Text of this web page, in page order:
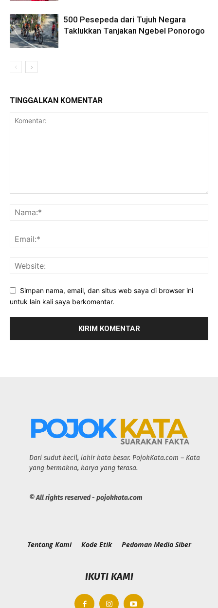
500 Pesepeda dari Tujuh Negara
Taklukkan Tanjakan Ngebel Ponorogo
TINGGALKAN KOMENTAR
Simpan nama, email, dan situs web saya di browser ini
untuk lain kali saya berkomentar.
Dari sudut kecil, lahir kata besar. PojokKata.com – Kata
yang bermakna, karya yang terasa.
© All rights reserved - pojokkata.com
Tentang Kami Kode Etik Pedoman Media Siber
IKUTI KAMI